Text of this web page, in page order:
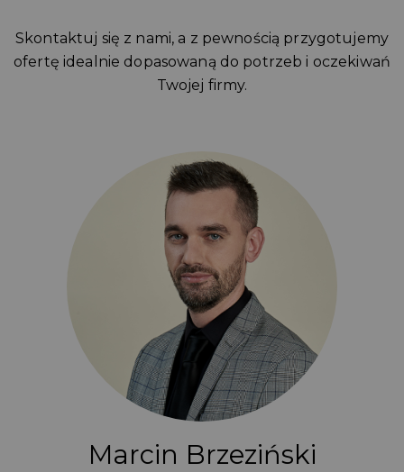
Skontaktuj się z nami, a z pewnością przygotujemy
ofertę idealnie dopasowaną do potrzeb i oczekiwań
Twojej firmy.
Marcin Brzeziński